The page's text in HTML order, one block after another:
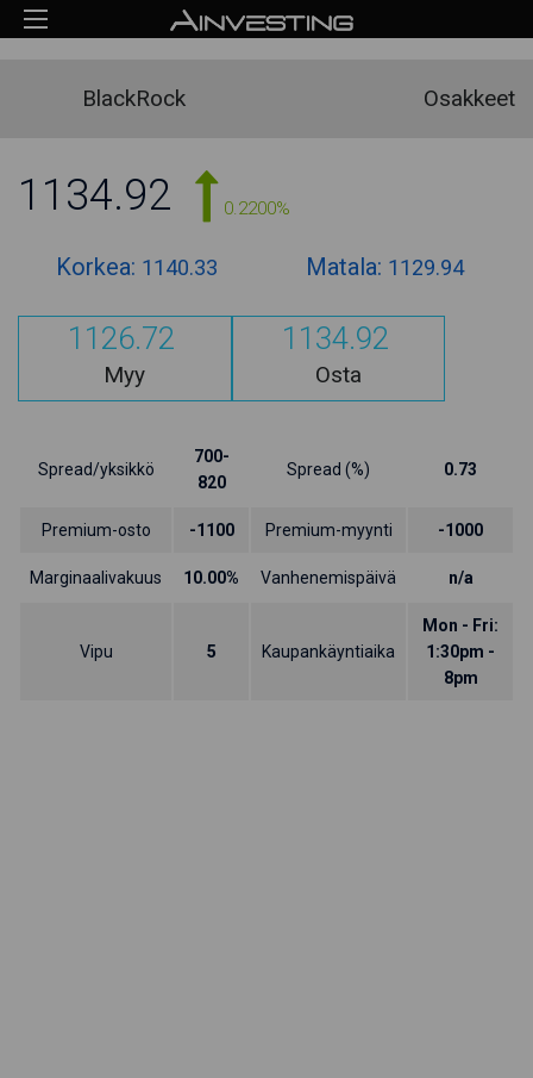
BlackRock Osakkeet
1134.92 0.2200%
Korkea: 1140.33 Matala: 1129.94
1126.72
Myy
1134.92
Osta
Spread/yksikkö
700-
820
Spread (%) 0.73
Premium-osto -1100 Premium-myynti -1000
Marginaalivakuus 10.00% Vanhenemispäivä n/a
Vipu 5 Kaupankäyntiaika
Mon - Fri:
1:30pm -
8pm